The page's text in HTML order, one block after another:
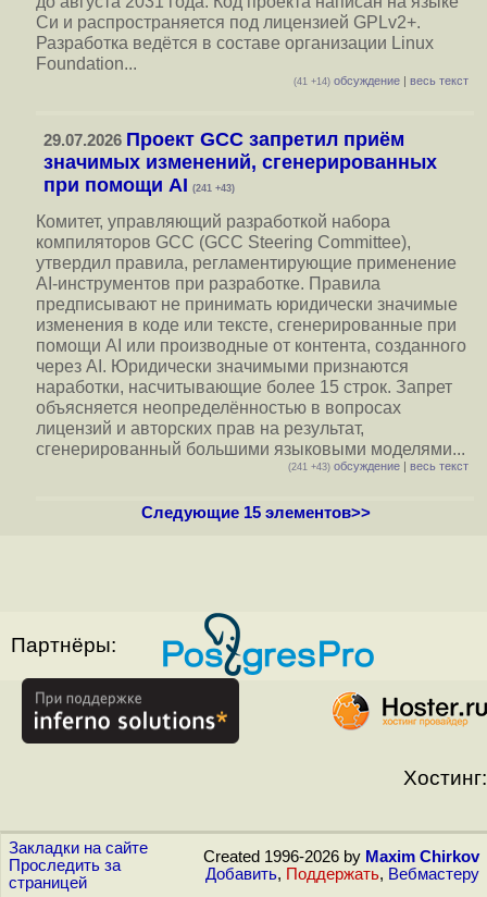
Си и распространяется под лицензией GPLv2+.
Разработка ведётся в составе организации Linux
Foundation...
(41 +14) обсуждение | весь текст
29.07.2026 Проект GCC запретил приём
значимых изменений, сгенерированных
при помощи AI (241 +43)
Комитет, управляющий разработкой набора
компиляторов GCC (GCC Steering Committee),
утвердил правила, регламентирующие применение
AI-инструментов при разработке. Правила
предписывают не принимать юридически значимые
изменения в коде или тексте, сгенерированные при
помощи AI или производные от контента, созданного
через AI. Юридически значимыми признаются
наработки, насчитывающие более 15 строк. Запрет
объясняется неопределённостью в вопросах
лицензий и авторских прав на результат,
сгенерированный большими языковыми моделями...
(241 +43) обсуждение | весь текст
Следующие 15 элементов>>
Партнёры:
Хостинг:
Закладки на сайте
Проследить за
страницей
Created 1996-2026 by Maxim Chirkov
Добавить, Поддержать, Вебмастеру